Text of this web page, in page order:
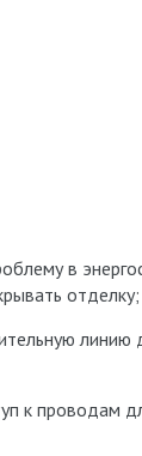
в
отделку;
линию
к проводам